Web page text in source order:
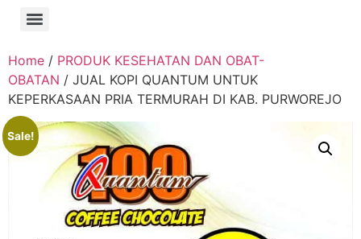
Home / PRODUK KESEHATAN DAN OBAT-
OBATAN / JUAL KOPI QUANTUM UNTUK
KEPERKASAAN PRIA TERMURAH DI KAB. PURWOREJO
Sale!